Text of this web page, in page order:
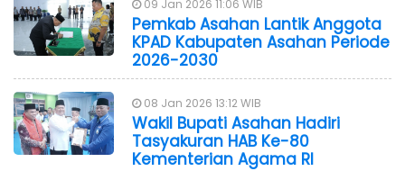
09 Jan 2026 11:06 WIB
Pemkab Asahan Lantik Anggota
KPAD Kabupaten Asahan Periode
2026-2030
08 Jan 2026 13:12 WIB
Wakil Bupati Asahan Hadiri
Tasyakuran HAB Ke-80
Kementerian Agama RI